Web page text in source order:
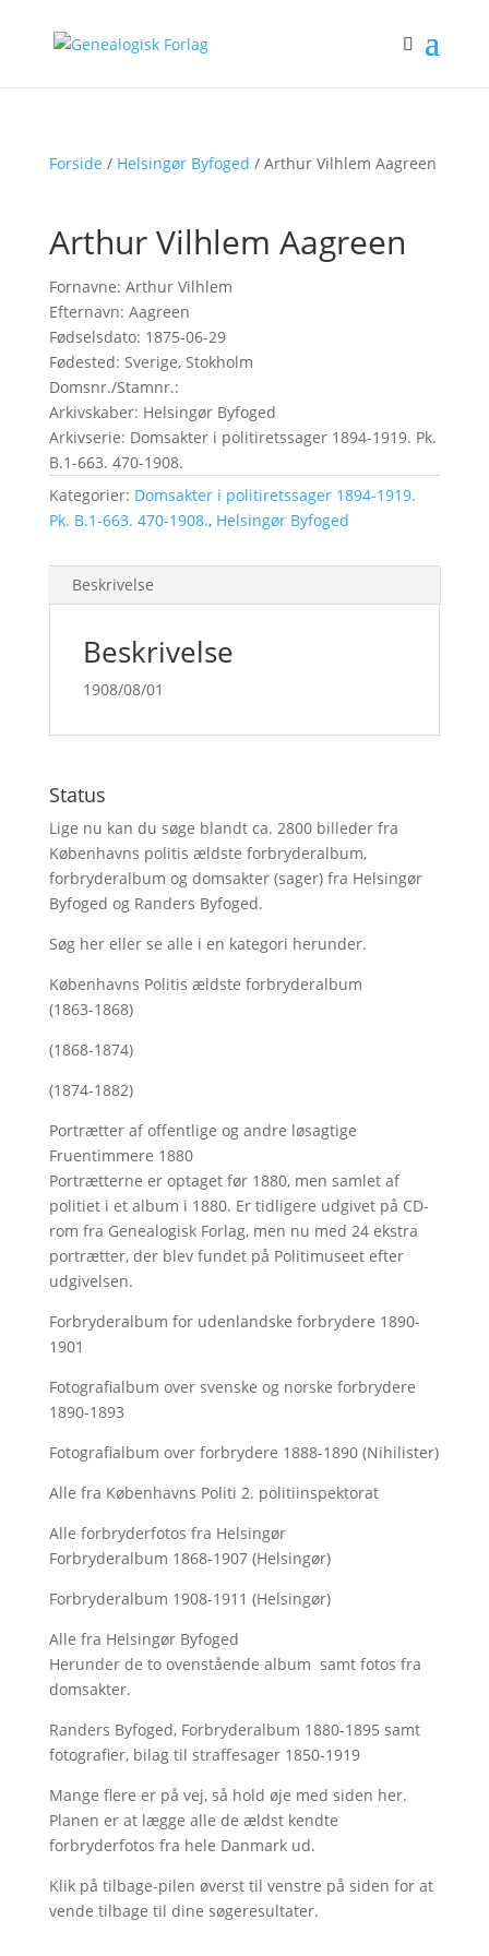
Forside / Helsingør Byfoged / Arthur Vilhlem Aagreen
Arthur Vilhlem Aagreen
Fornavne: Arthur Vilhlem
Efternavn: Aagreen
Fødselsdato: 1875-06-29
Fødested: Sverige, Stokholm
Domsnr./Stamnr.:
Arkivskaber: Helsingør Byfoged
Arkivserie: Domsakter i politiretssager 1894-1919. Pk.
B.1-663. 470-1908.
Kategorier: Domsakter i politiretssager 1894-1919.
Pk. B.1-663. 470-1908., Helsingør Byfoged
Beskrivelse
Beskrivelse
1908/08/01
Status
Lige nu kan du søge blandt ca. 2800 billeder fra
Københavns politis ældste forbryderalbum,
forbryderalbum og domsakter (sager) fra Helsingør
Byfoged og Randers Byfoged.
Søg hereller se alle i en kategori herunder.
Københavns Politis ældste forbryderalbum
(1863-1868)
(1868-1874)
(1874-1882)
Portrætter af offentlige og andre løsagtige
Fruentimmere 1880
Portrætterne er optaget før 1880, men samlet af
politiet i et album i 1880. Er tidligere udgivet på CD-
rom fra Genealogisk Forlag, men nu med 24 ekstra
portrætter, der blev fundet på Politimuseet efter
udgivelsen.
Forbryderalbum for udenlandske forbrydere 1890-
1901
Fotografialbum over svenske og norske forbrydere
1890-1893
Fotografialbum over forbrydere 1888-1890 (Nihilister)
Alle fra Københavns Politi 2. politiinspektorat
Alle forbryderfotos fra Helsingør
Forbryderalbum 1868-1907 (Helsingør)
Forbryderalbum 1908-1911 (Helsingør)
Alle fra Helsingør Byfoged
Herunder de to ovenstående album samt fotos fra
domsakter.
Randers Byfoged, Forbryderalbum 1880-1895 samt
fotografier, bilag til straffesager 1850-1919
Mange flere er på vej, så hold øje med siden her.
Planen er at lægge alle de ældst kendte
forbryderfotos fra hele Danmark ud.
Klik på tilbage-pilen øverst til venstre på siden for at
vende tilbage til dine søgeresultater.